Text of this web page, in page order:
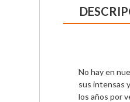
No hay en
sus intensas
los años por